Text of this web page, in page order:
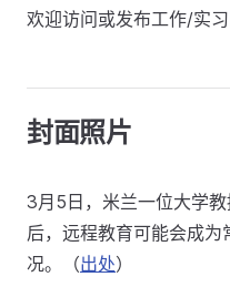
欢迎访问或发布工作/实习
封面照片
3月5日，米兰一位大学
后，远程教育可能会成
况。（出处）